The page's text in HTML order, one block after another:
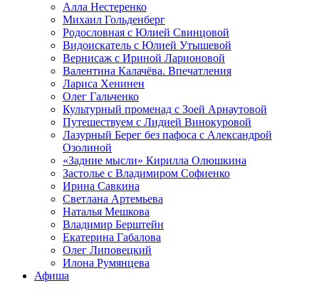
Алла Нестеренко
Михаил Гольденберг
Родословная с Юлией Свинцовой
Видоискатель с Юлией Утышевой
Вернисаж с Ириной Ларионовой
Валентина Калачёва. Впечатления
Лариса Хенинен
Олег Гальченко
Культурный променад с Зоей Арнаутовой
Путешествуем с Лидией Винокуровой
Лазурный Берег без пафоса с Александрой
Озолиной
«Задние мысли» Кирилла Олюшкина
Застолье с Владимиром Софиенко
Ирина Савкина
Светлана Артемьева
Наталья Мешкова
Владимир Берштейн
Екатерина Габалова
Олег Липовецкий
Илона Румянцева
Афиша